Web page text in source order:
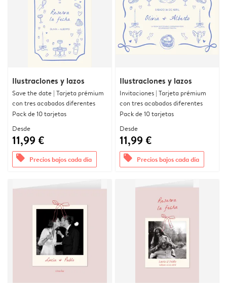
Ilustraciones y lazos
Save the date | Tarjeta prémium
con tres acabados diferentes
Pack de 10 tarjetas
Desde
11,99 €
offers Precios bajos cada día
Ilustraciones y lazos
Invitaciones | Tarjeta prémium
con tres acabados diferentes
Pack de 10 tarjetas
Desde
11,99 €
offers Precios bajos cada día